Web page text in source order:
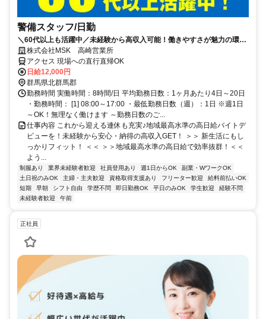
警備スタッフ/日勤
＼60代以上も活躍中／未経験から高収入可能！働きやすさが魅力の環境
で警備員デビューをしませんか！【月収24万円可能！日払いもOK！】
勤務3日前迄シフト申請が可能です！週1日～・短期もOK！あなたのラ
イフスタイルに合わせてお仕事しませんか！未経験者大歓迎！年代幅広
く活躍しています。
株式会社MSK 高崎営業所
アクセス 現場への直行直帰OK
日給12,000円
群馬県北群馬郡
勤務時間 実働時間：8時間/日 平均勤務日数：1ヶ月あたり4日～20日
・勤務時間： [1] 08:00～17:00 ・最低勤務日数（週）：1日 ※週1日
～OK！無理なく働けます ～勤務日数のご...
仕事内容 これから迎える連休も充実♪地域最高水準の高日給バイトデ
ビューを！未経験から安心・納得の高収入GET！ ＞＞ 新生活にもし
っかりフィット！ ＜＜ ＞＞地域最高水準の高日給で効率抜群！＜＜
よう...
制服あり 業界未経験者歓迎 社員登用あり 週1日からOK
副業・WワークOK
土日祝のみOK
主婦・主夫歓迎 資格取得支援あり フリーター歓迎
給料前払いOK
短期
早朝 シフト自由 学歴不問 即日勤務OK 平日のみOK 学生歓迎
経験不問
未経験者歓迎
午前
正社員